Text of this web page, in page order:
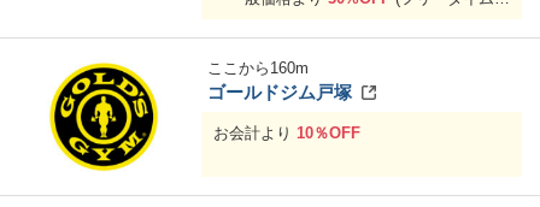
ここから 160m
ゴールドジム戸塚
お会計より 10％OFF